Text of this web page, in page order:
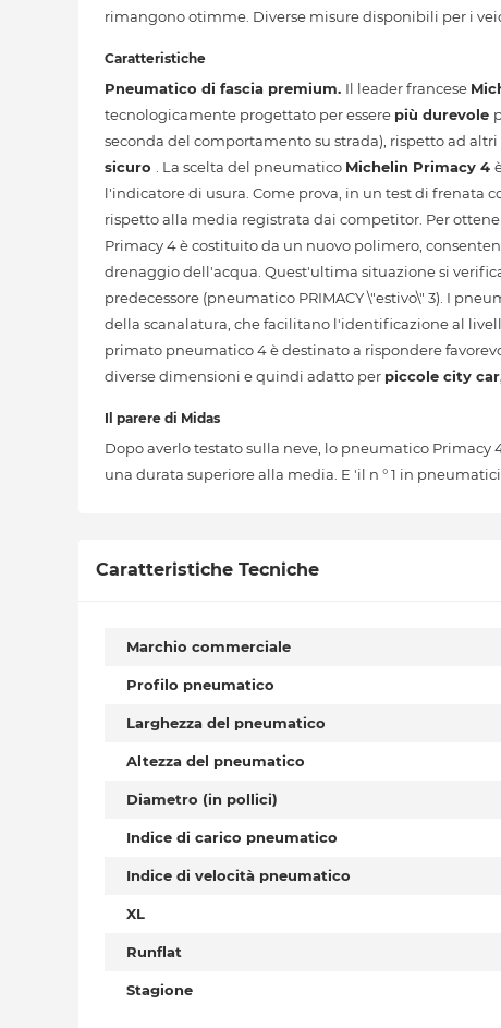
rimangono otimme. Diverse misure disponibili per i
Caratteristiche
Pneumatico di fascia premium. Il leader francese
tecnologicamente progettato per essere più durevole
seconda del comportamento su strada), rispetto ad
sicuro
. La scelta del pneumatico Michelin Primacy 4
l'indicatore di usura. Come prova, in un test di frenata
rispetto alla media registrata dai competitor. Per
Primacy 4 è costituito da un nuovo polimero,
drenaggio dell'acqua. Quest'ultima situazione si
predecessore (pneumatico PRIMACY \"estivo\" 3). I
della scanalatura, che facilitano l'identificazione al
primato pneumatico 4 è destinato a rispondere
diverse dimensioni e quindi adatto per piccole city
Il parere di Midas
Dopo averlo testato sulla neve, lo pneumatico
una durata superiore alla media. E 'il n ° 1 in
Caratteristiche Tecniche
Marchio commerciale
Profilo pneumatico
Larghezza del pneumatico
Altezza del pneumatico
Diametro (in pollici)
Indice di carico pneumatico
Indice di velocità pneumatico
XL
Runflat
Stagione